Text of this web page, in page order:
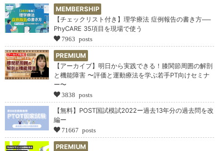
MEMBERSHIP
【チェックリスト付き】理学療法 症例報告の書き方──
PhyCARE 35項目を現場で使う
7963 posts
PREMIUM
【アーカイブ】明日から実践できる！膝関節周囲の解剖
と機能障害 〜評価と運動療法を学ぶ若手PT向けセミナ
ー〜
3838 posts
【無料】POST国試模試2022ー過去13年分の過去問を改
編ー
71667 posts
PREMIUM